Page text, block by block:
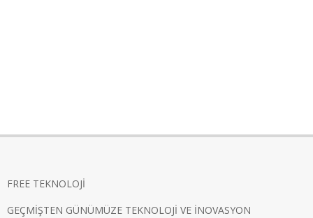
FREE TEKNOLOJİ
GEÇMİŞTEN GÜNÜMÜZE TEKNOLOJİ VE İNOVASYON